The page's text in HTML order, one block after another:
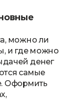
можно ли
и где можно
денег
самые
Оформить